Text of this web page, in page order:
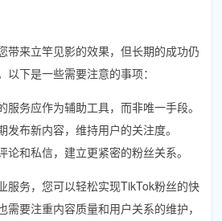
带来立竿见影的效果，但长期的成功仍
下是一些需要注意的事项：
服务应作为辅助工具，而非唯一手段。
发布新内容，维持用户的关注度。
论和私信，建立更紧密的粉丝关系。
服务，您可以轻松实现TikTok粉丝的快
要注重内容质量和用户关系的维护，